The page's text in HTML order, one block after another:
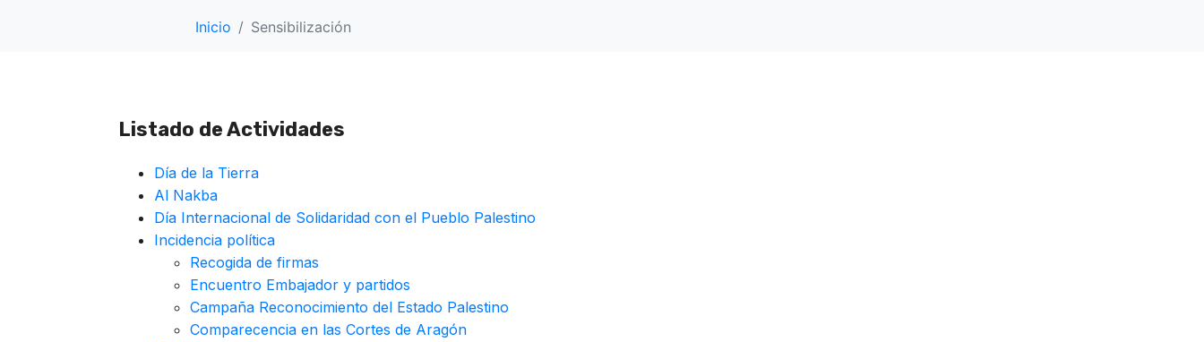
Inicio Sensibilización
Listado de Actividades
Día de la Tierra
Al Nakba
Día Internacional de Solidaridad con el Pueblo Palestino
Incidencia política
Recogida de firmas
Encuentro Embajador y partidos
Campaña Reconocimiento del Estado Palestino
Comparecencia en las Cortes de Aragón